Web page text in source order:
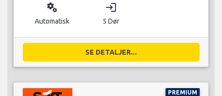
miscellaneous_services
Automatisk
login
5 Dør
SE DETALJER...
PREMIUM